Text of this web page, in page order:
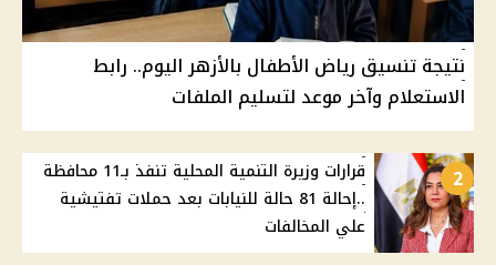
نتيجة تنسيق رياض الأطفال بالأزهر اليوم.. رابط
الاستعلام وآخر موعد لتسليم الملفات
2
قرارات وزيرة التنمية المحلية تنفذ بـ11 محافظة
..إحالة 81 حالة للنيابات بعد حملات تفتيشية
علي المخالفات